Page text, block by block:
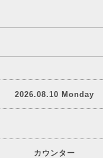
2026.08.10 Monday
カウンター